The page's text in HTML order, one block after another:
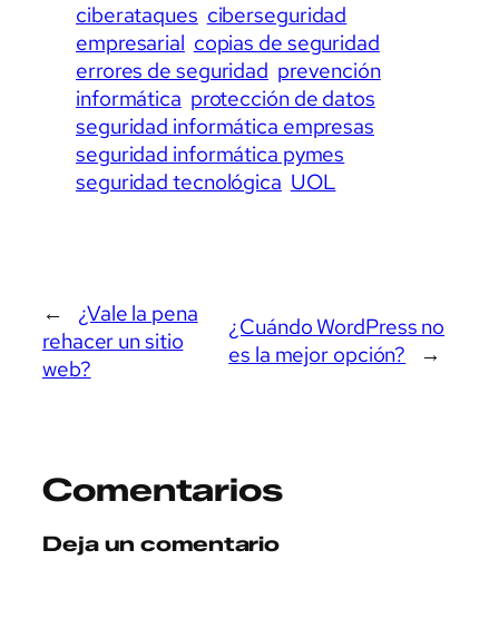
ciberataques ciberseguridad
empresarial copias de seguridad
errores de seguridad prevención
informática protección de datos
seguridad informática empresas
seguridad informática pymes
seguridad tecnológica UOL
←
¿Vale la pena
rehacer un sitio
web?
¿Cuándo WordPress no
es la mejor opción?
→
Comentarios
Deja un comentario